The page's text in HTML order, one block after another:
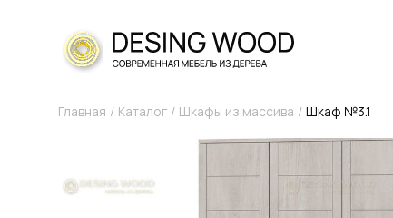
Главная Каталог Шкафы из массива Шкаф №3.1